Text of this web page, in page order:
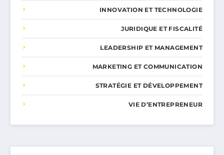
INNOVATION ET TECHNOLOGIE
JURIDIQUE ET FISCALITÉ
LEADERSHIP ET MANAGEMENT
MARKETING ET COMMUNICATION
STRATÉGIE ET DÉVELOPPEMENT
VIE D’ENTREPRENEUR